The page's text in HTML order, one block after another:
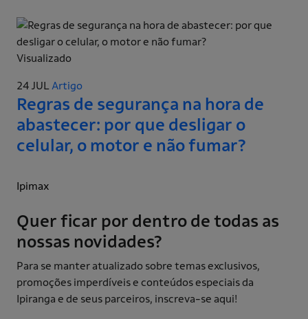
Visualizado
24 JULArtigo
Regras de segurança na hora de
abastecer: por que desligar o
celular, o motor e não fumar?
Ipimax
Quer ficar por dentro de todas as
nossas novidades?
Para se manter atualizado sobre temas exclusivos,
promoções imperdíveis e conteúdos especiais da
Ipiranga e de seus parceiros, inscreva-se aqui!